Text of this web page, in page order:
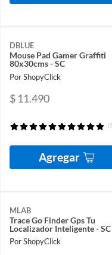
DBLUE
Mouse Pad Gamer Graffiti
80x30cms - SC
Por ShopyClick
$ 11.490
Agregar
MLAB
Trace Go Finder Gps Tu
Localizador Inteligente - SC
Por ShopyClick